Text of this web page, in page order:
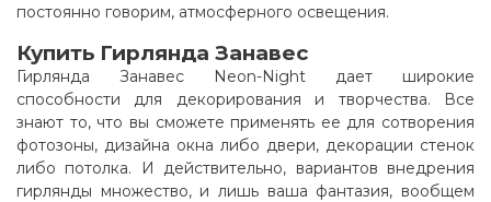
постоянно говорим, атмосферного освещения.
Купить Гирлянда Занавес
Гирлянда Занавес Neon-Night дает широкие
способности для декорирования и творчества. Все
знают то, что вы сможете применять ее для сотворения
фотозоны, дизайна окна либо двери, декорации стенок
либо потолка. И действительно, вариантов внедрения
гирлянды множество, и лишь ваша фантазия, вообщем